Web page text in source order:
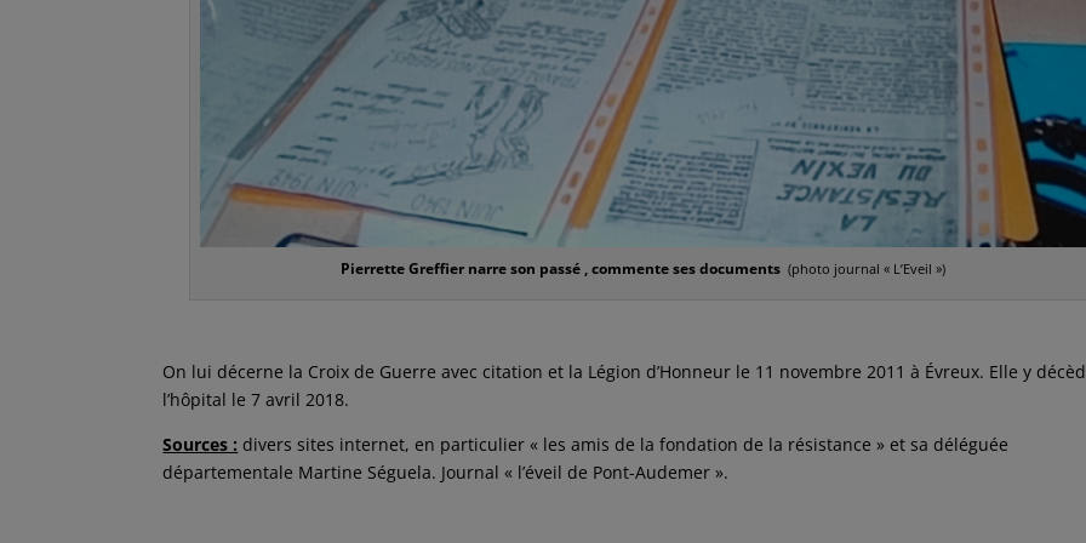
Pierrette Greffier narre son passé , commente ses documents (photo journal « L’Eveil »)
On lui décerne la Croix de Guerre avec citation et la Légion d’Honneur le 11 novembre 2011 à Évreux. Elle y
l’hôpital le 7 avril 2018.
Sources : divers sites internet, en particulier « les amis de la fondation de la résistance » et sa déléguée
départementale Martine Séguela. Journal « l’éveil de Pont-Audemer ».